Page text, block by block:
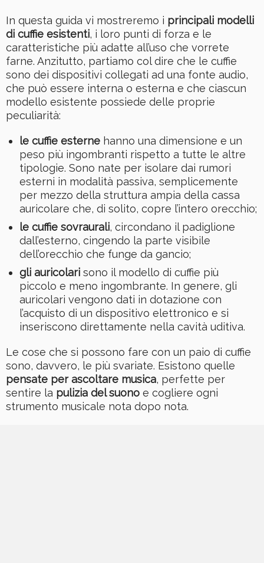
In questa guida vi mostreremo i principali modelli
di cuffie esistenti, i loro punti di forza e le
caratteristiche più adatte all’uso che vorrete
farne. Anzitutto, partiamo col dire che le cuffie
sono dei dispositivi collegati ad una fonte audio,
che può essere interna o esterna e che ciascun
modello esistente possiede delle proprie
peculiarità:
le cuffie esternehanno una dimensione e un
peso più ingombranti rispetto a tutte le altre
tipologie. Sono nate per isolare dai rumori
esterni in modalità passiva, semplicemente
per mezzo della struttura ampia della cassa
auricolare che, di solito, copre l’intero orecchio;
le cuffie sovraurali, circondano il padiglione
dall’esterno, cingendo la parte visibile
dell’orecchio che funge da gancio;
gli auricolarisono il modello di cuffie più
piccolo e meno ingombrante. In genere, gli
auricolari vengono dati in dotazione con
l’acquisto di un dispositivo elettronico e si
inseriscono direttamente nella cavità uditiva.
Le cose che si possono fare con un paio di cuffie
sono, davvero, le più svariate. Esistono quelle
pensate per ascoltare musica, perfette per
sentire la pulizia del suono e cogliere ogni
strumento musicale nota dopo nota.